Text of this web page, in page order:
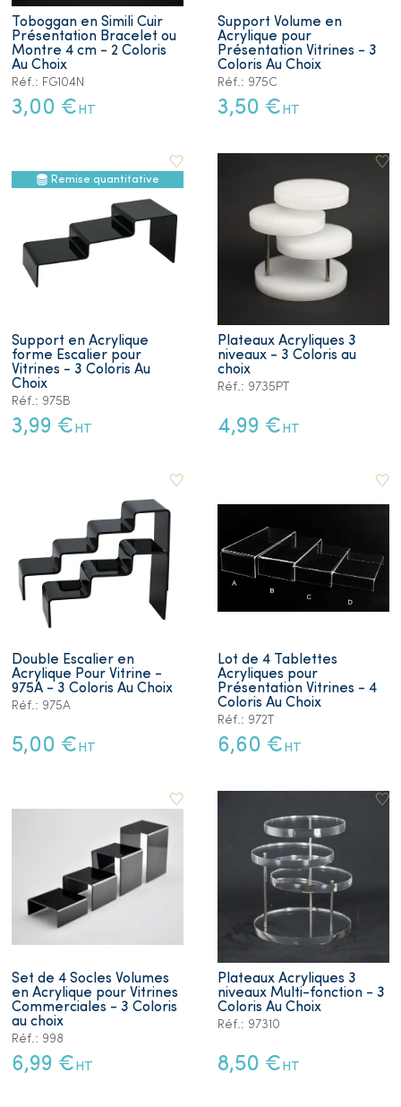
Toboggan en Simili Cuir
Présentation Bracelet ou
Montre 4 cm - 2 Coloris
Au Choix
Réf.: FG104N
3,00 € HT
Support Volume en
Acrylique pour
Présentation Vitrines - 3
Coloris Au Choix
Réf.: 975C
3,50 € HT
Remise quantitative
Support en Acrylique
forme Escalier pour
Vitrines - 3 Coloris Au
Choix
Réf.: 975B
3,99 € HT
Plateaux Acryliques 3
niveaux - 3 Coloris au
choix
Réf.: 9735PT
4,99 € HT
Double Escalier en
Acrylique Pour Vitrine -
975A - 3 Coloris Au Choix
Réf.: 975A
5,00 € HT
Lot de 4 Tablettes
Acryliques pour
Présentation Vitrines - 4
Coloris Au Choix
Réf.: 972T
6,60 € HT
Set de 4 Socles Volumes
en Acrylique pour Vitrines
Commerciales - 3 Coloris
au choix
Réf.: 998
6,99 € HT
Plateaux Acryliques 3
niveaux Multi-fonction - 3
Coloris Au Choix
Réf.: 97310
8,50 € HT